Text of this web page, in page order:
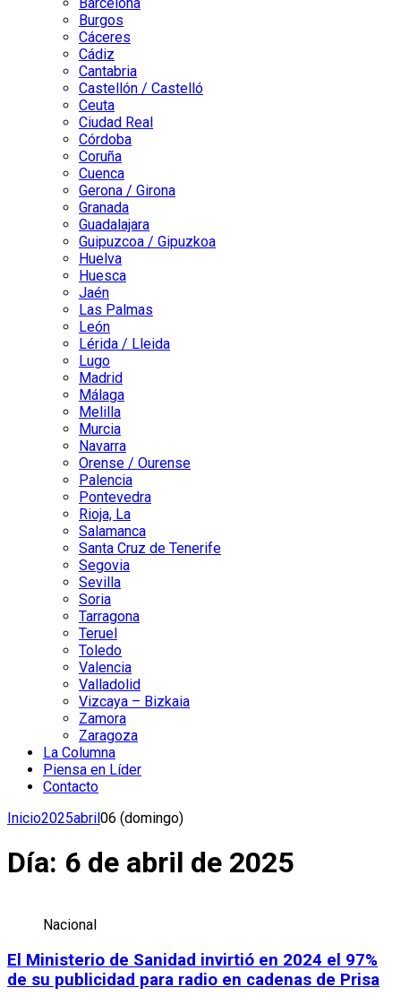
Burgos
Cáceres
Cádiz
Cantabria
Castellón / Castelló
Ceuta
Ciudad Real
Córdoba
Coruña
Cuenca
Gerona / Girona
Granada
Guadalajara
Guipuzcoa / Gipuzkoa
Huelva
Huesca
Jaén
Las Palmas
León
Lérida / Lleida
Lugo
Madrid
Málaga
Melilla
Murcia
Navarra
Orense / Ourense
Palencia
Pontevedra
Rioja, La
Salamanca
Santa Cruz de Tenerife
Segovia
Sevilla
Soria
Tarragona
Teruel
Toledo
Valencia
Valladolid
Vizcaya – Bizkaia
Zamora
Zaragoza
La Columna
Piensa en Líder
Contacto
Inicio2025abril06 (domingo)
Día: 6 de abril de 2025
Nacional
El Ministerio de Sanidad invirtió en 2024 el 97%
de su publicidad para radio en cadenas de Prisa